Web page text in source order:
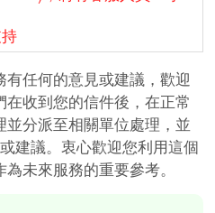
任何的意見或建議，歡迎
收到您的信件後，在正常
並分派至相關單位處理，並
建議。衷心歡迎您利用這個
未來服務的重要參考。